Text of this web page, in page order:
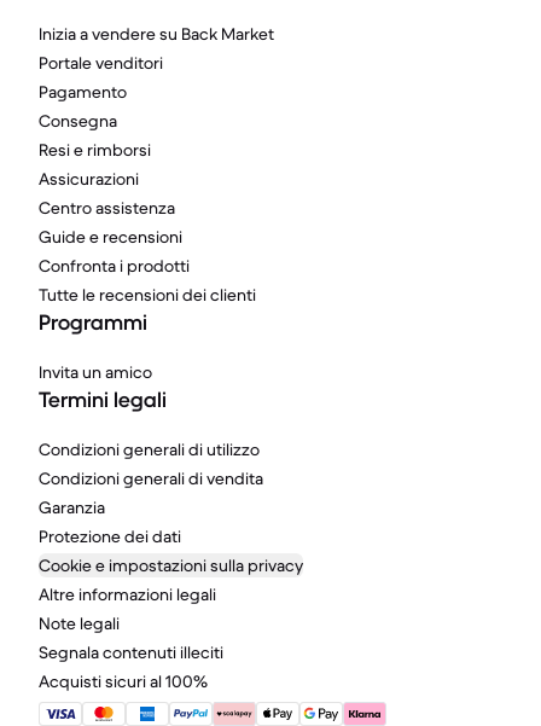
Inizia a vendere su Back Market
Portale venditori
Pagamento
Consegna
Resi e rimborsi
Assicurazioni
Centro assistenza
Guide e recensioni
Confronta i prodotti
Tutte le recensioni dei clienti
Programmi
Invita un amico
Termini legali
Condizioni generali di utilizzo
Condizioni generali di vendita
Garanzia
Protezione dei dati
Cookie e impostazioni sulla privacy
Altre informazioni legali
Note legali
Segnala contenuti illeciti
Acquisti sicuri al 100%